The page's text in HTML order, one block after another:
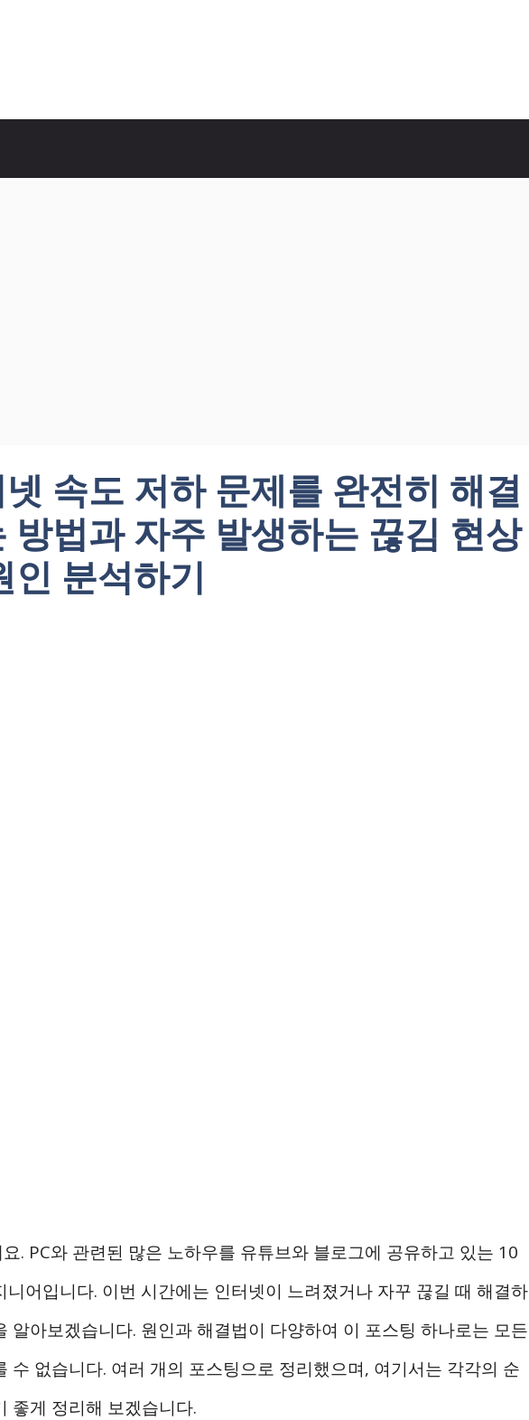
속도 저하 문제를 완전히 해결
방법과 자주 발생하는 끊김 현상
인 분석하기
. PC와 관련된 많은 노하우를 유튜브와 블로그에 공유하고 있는 10
니어입니다. 이번 시간에는 인터넷이 느려졌거나 자꾸 끊길 때 해결하
알아보겠습니다. 원인과 해결법이 다양하여 이 포스팅 하나로는 모든
수 없습니다. 여러 개의 포스팅으로 정리했으며, 여기서는 각각의 순
좋게 정리해 보겠습니다.